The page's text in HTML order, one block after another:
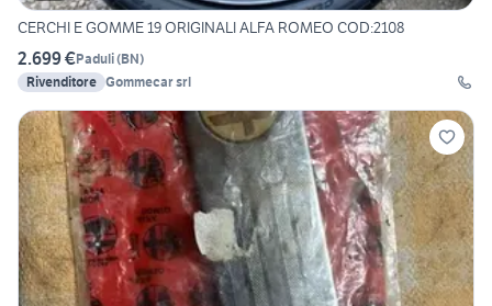
CERCHI E GOMME 19 ORIGINALI ALFA ROMEO COD:2108
2.699 €Paduli(BN)
Rivenditore Gommecar srl